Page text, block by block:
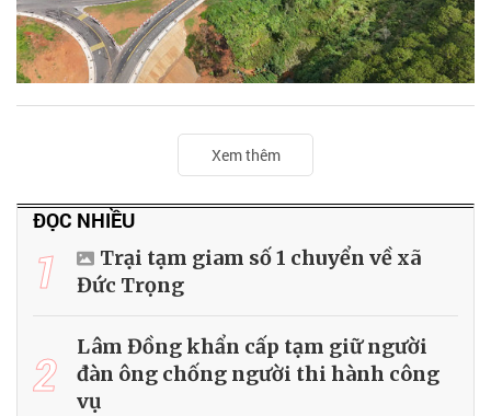
Xem thêm
ĐỌC NHIỀU
1
Trại tạm giam số 1 chuyển về xã
Đức Trọng
2
Lâm Đồng khẩn cấp tạm giữ người
đàn ông chống người thi hành công
vụ